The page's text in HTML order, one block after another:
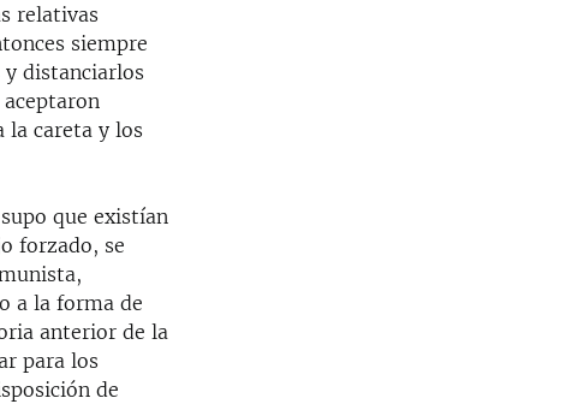
relativas
siempre
distanciarlos
la careta y los
que existían
forzado, se
a la forma de
anterior de la
para los
de